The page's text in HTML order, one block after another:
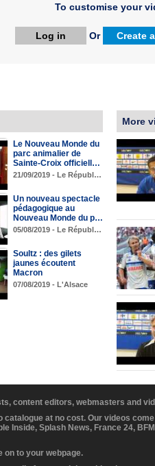
To customise your
Log in Or Create
Le Nouveau Monde du
parc animalier de
Sainte-Croix officiell…
21/09/2019 - Le Républ…
Un nouveau spectacle
pédagogique au
Nouveau Monde du p…
05/08/2019 - Le Républ…
Soultz : des gilets
jaunes écoutent
Macron
07/08/2019 - L'Alsace
More
content editors, webmasters and
at no cost. Our videos
Inside, Splash News, France 24,
on to your webpage.